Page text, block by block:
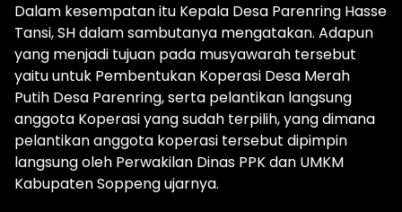
Dalam kesempatan itu Kepala Desa Parenring Hasse
Tansi, SH dalam sambutanya mengatakan. Adapun
yang menjadi tujuan pada musyawarah tersebut
yaitu untuk Pembentukan Koperasi Desa Merah
Putih Desa Parenring, serta pelantikan langsung
anggota Koperasi yang sudah terpilih, yang dimana
pelantikan anggota koperasi tersebut dipimpin
langsung oleh Perwakilan Dinas PPK dan UMKM
Kabupaten Soppeng ujarnya.